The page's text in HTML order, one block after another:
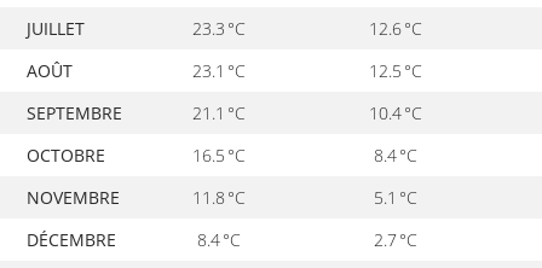
JUILLET
23.3 °C
12.6 °C
AOÛT
23.1 °C
12.5 °C
SEPTEMBRE
21.1 °C
10.4 °C
OCTOBRE
16.5 °C
8.4 °C
NOVEMBRE
11.8 °C
5.1 °C
DÉCEMBRE
8.4 °C
2.7 °C